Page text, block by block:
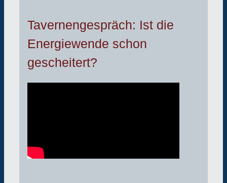
Tavernengespräch: Ist die
Energiewende schon
gescheitert?